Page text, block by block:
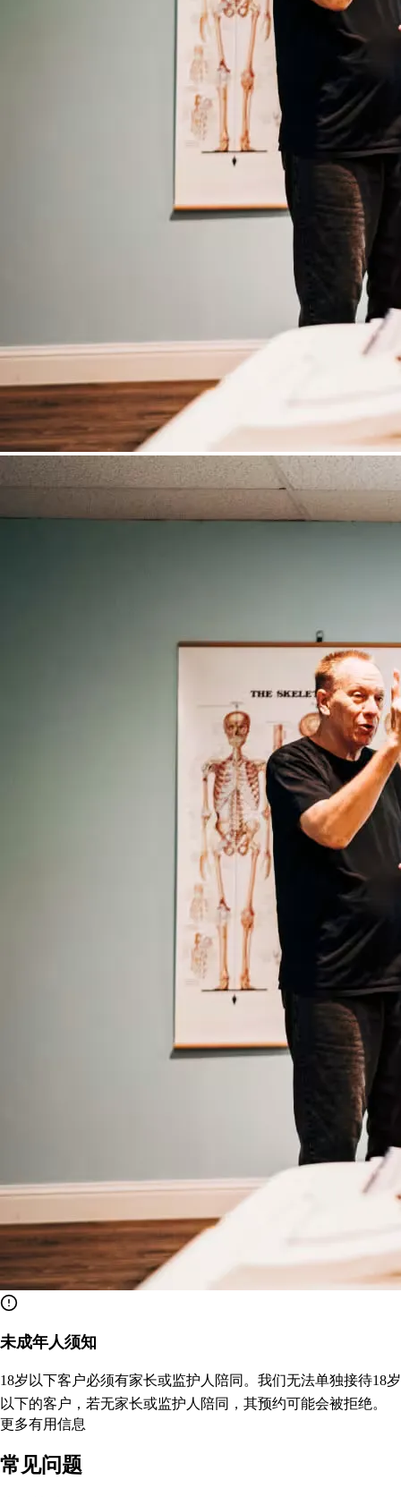
未成年人须知
18岁以下客户必须有家长或监护人陪同。我们无法单独接待18岁
以下的客户，若无家长或监护人陪同，其预约可能会被拒绝。
更多有用信息
常见问题